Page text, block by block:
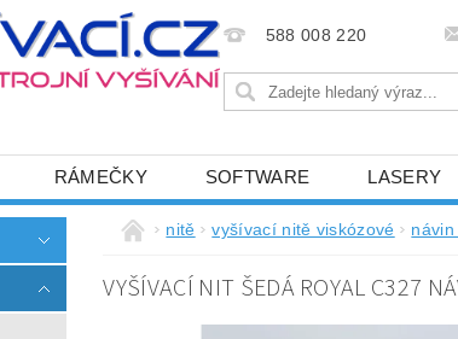
588 008 220
RÁMEČKY SOFTWARE LASERY
SETY PRO VYŠÍVÁNÍ
ZAKÁZKOVÁ VÝROBA, SLUŽBY
EXPEDICE) PLATNÝ OD 6. 5.2024
nitě vyšívací nitě viskózové
VYŠÍVACÍ NIT ŠEDÁ ROYAL C327